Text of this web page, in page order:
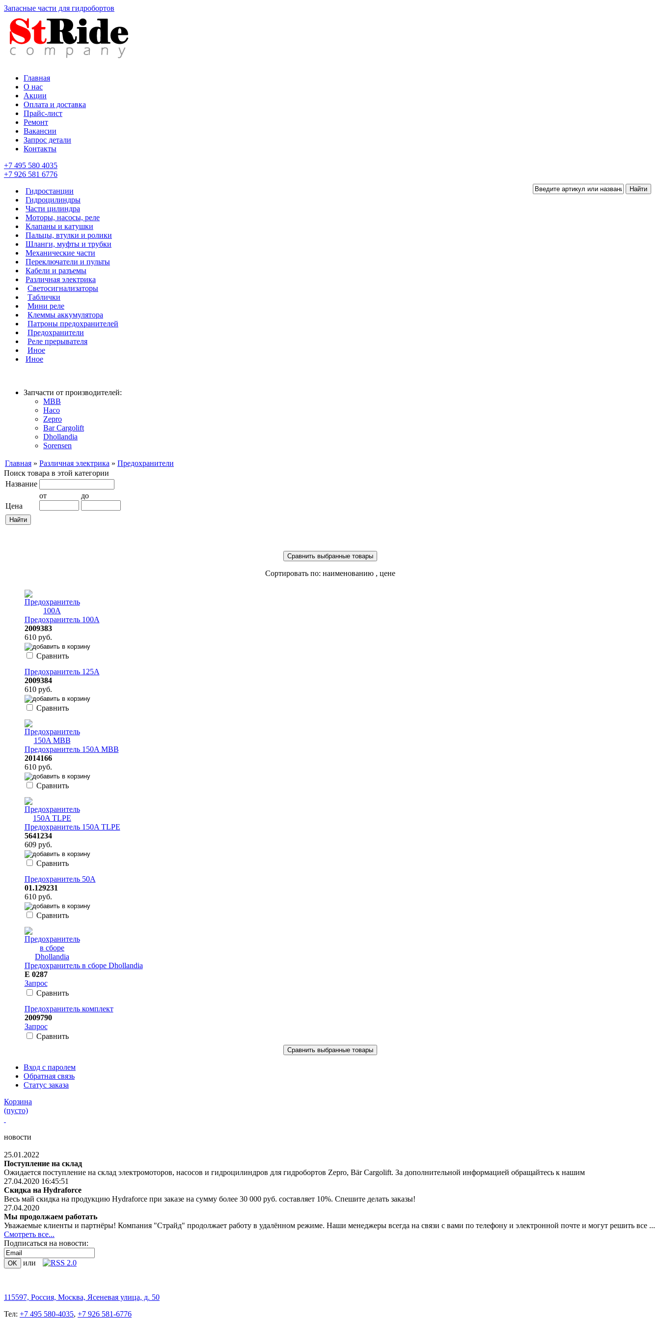
Запасные части для гидробортов
Главная
О нас
Акции
Оплата и доставка
Прайс-лист
Ремонт
Вакансии
Запрос детали
Контакты
+7 495 580 4035
+7 926 581 6776
Гидростанции
Гидроцилиндры
Части цилиндра
Моторы, насосы, реле
Клапаны и катушки
Пальцы, втулки и ролики
Шланги, муфты и трубки
Механические части
Переключатели и пульты
Кабели и разъемы
Различная электрика
Светосигнализаторы
Таблички
Мини реле
Клеммы аккумулятора
Патроны предохранителей
Предохранители
Реле прерывателя
Иное
Иное
Запчасти от производителей:
MBB
Haco
Zepro
Bar Cargolift
Dhollandia
Sorensen
Главная » Различная электрика » Предохранители
Поиск товара в этой категории
Название
Цена
от до
Сортировать по: наименованию , цене
Предохранитель 100A
2009383
610 руб.
Сравнить
Предохранитель 125А
2009384
610 руб.
Сравнить
Предохранитель 150A MBB
2014166
610 руб.
Сравнить
Предохранитель 150A TLPE
5641234
609 руб.
Сравнить
Предохранитель 50A
01.129231
610 руб.
Сравнить
Предохранитель в сборе Dhollandia
E 0287
Запрос
Сравнить
Предохранитель комплект
2009790
Запрос
Сравнить
Вход с паролем
Обратная связь
Статус заказа
Корзина
(пусто)
новости
25.01.2022
Поступление на склад
Ожидается поступление на склад электромоторов, насосов и гидроцилиндров для гидробортов Zepro, Bär Cargolift. За дополнительной информацией обращайтесь к нашим
27.04.2020 16:45:51
Скидка на Hydraforce
Весь май скидка на продукцию Hydraforce при заказе на сумму более 30 000 руб. составляет 10%. Спешите делать заказы!
27.04.2020
Мы продолжаем работать
Уважаемые клиенты и партнёры! Компания "Страйд" продолжает работу в удалённом режиме. Наши менеджеры всегда на связи с вами по телефону и электронной почте и могут решить все ...
Смотреть все...
Подписаться на новости:
или
115597, Россия, Москва, Ясеневая улица, д. 50
Тел: +7 495 580-4035, +7 926 581-6776